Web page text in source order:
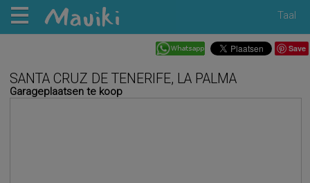
Taal
Save
SANTA CRUZ DE TENERIFE, LA PALMA
Garageplaatsen te koop